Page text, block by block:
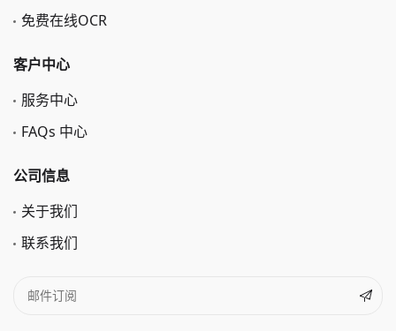
免费在线OCR
客户中心
服务中心
FAQs 中心
公司信息
关于我们
联系我们